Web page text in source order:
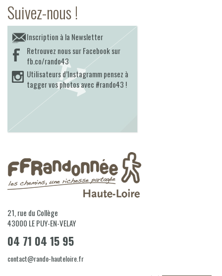
Suivez-nous !
Inscription à la Newsletter
Retrouvez nous sur Facebook sur
fb.co/rando43
Utilisateurs d’Instagramm pensez à
tagger vos photos avec #rando43 !
21, rue du Collège
43000 LE PUY-EN-VELAY
04 71 04 15 95
contact@rando-hauteloire.fr